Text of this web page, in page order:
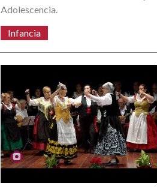
Adolescencia.
Infancia